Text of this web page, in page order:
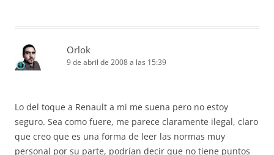
Orlok
9 de abril de 2008 a las 15:39
Lo del toque a Renault a mi me suena pero no estoy
seguro. Sea como fuere, me parece claramente ilegal, claro
que creo que es una forma de leer las normas muy
personal por su parte, podrían decir que no tiene puntos